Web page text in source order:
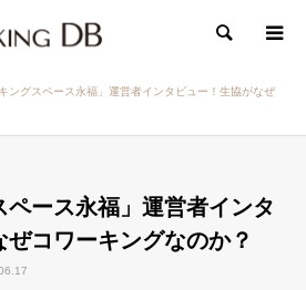
検索
キングスペース永福」運営者インタビュー！生協がなぜ
ペース永福」運営者インタ
ぜコワーキングなのか？